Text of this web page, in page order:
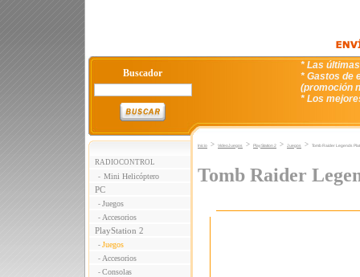
Buscador
* Las
* Gastos de
(promoción
* Los
RADIOCONTROL
- Mini Helicóptero
PC
- Juegos
- Accesorios
PlayStation 2
- Juegos
- Accesorios
- Consolas
Inicio > VideoJuegos > PlayStation 2 > Juegos > Tomb Raider Legends
Tomb Raider